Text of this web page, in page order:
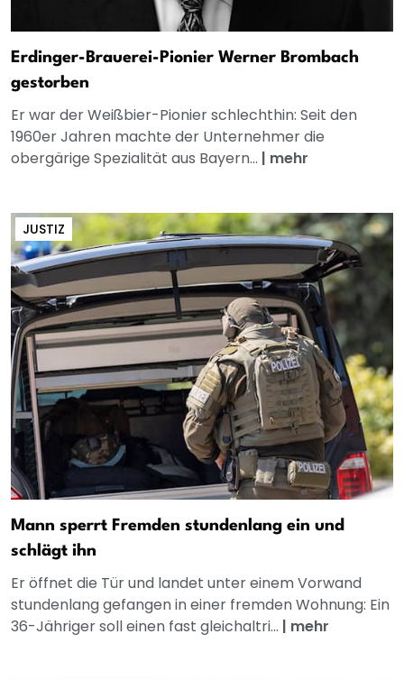
Erdinger-Brauerei-Pionier Werner Brombach
gestorben
Er war der Weißbier-Pionier schlechthin: Seit den
1960er Jahren machte der Unternehmer die
obergärige Spezialität aus Bayern... | mehr
JUSTIZ
Mann sperrt Fremden stundenlang ein und
schlägt ihn
Er öffnet die Tür und landet unter einem Vorwand
stundenlang gefangen in einer fremden Wohnung: Ein
36-Jähriger soll einen fast gleichaltri... | mehr